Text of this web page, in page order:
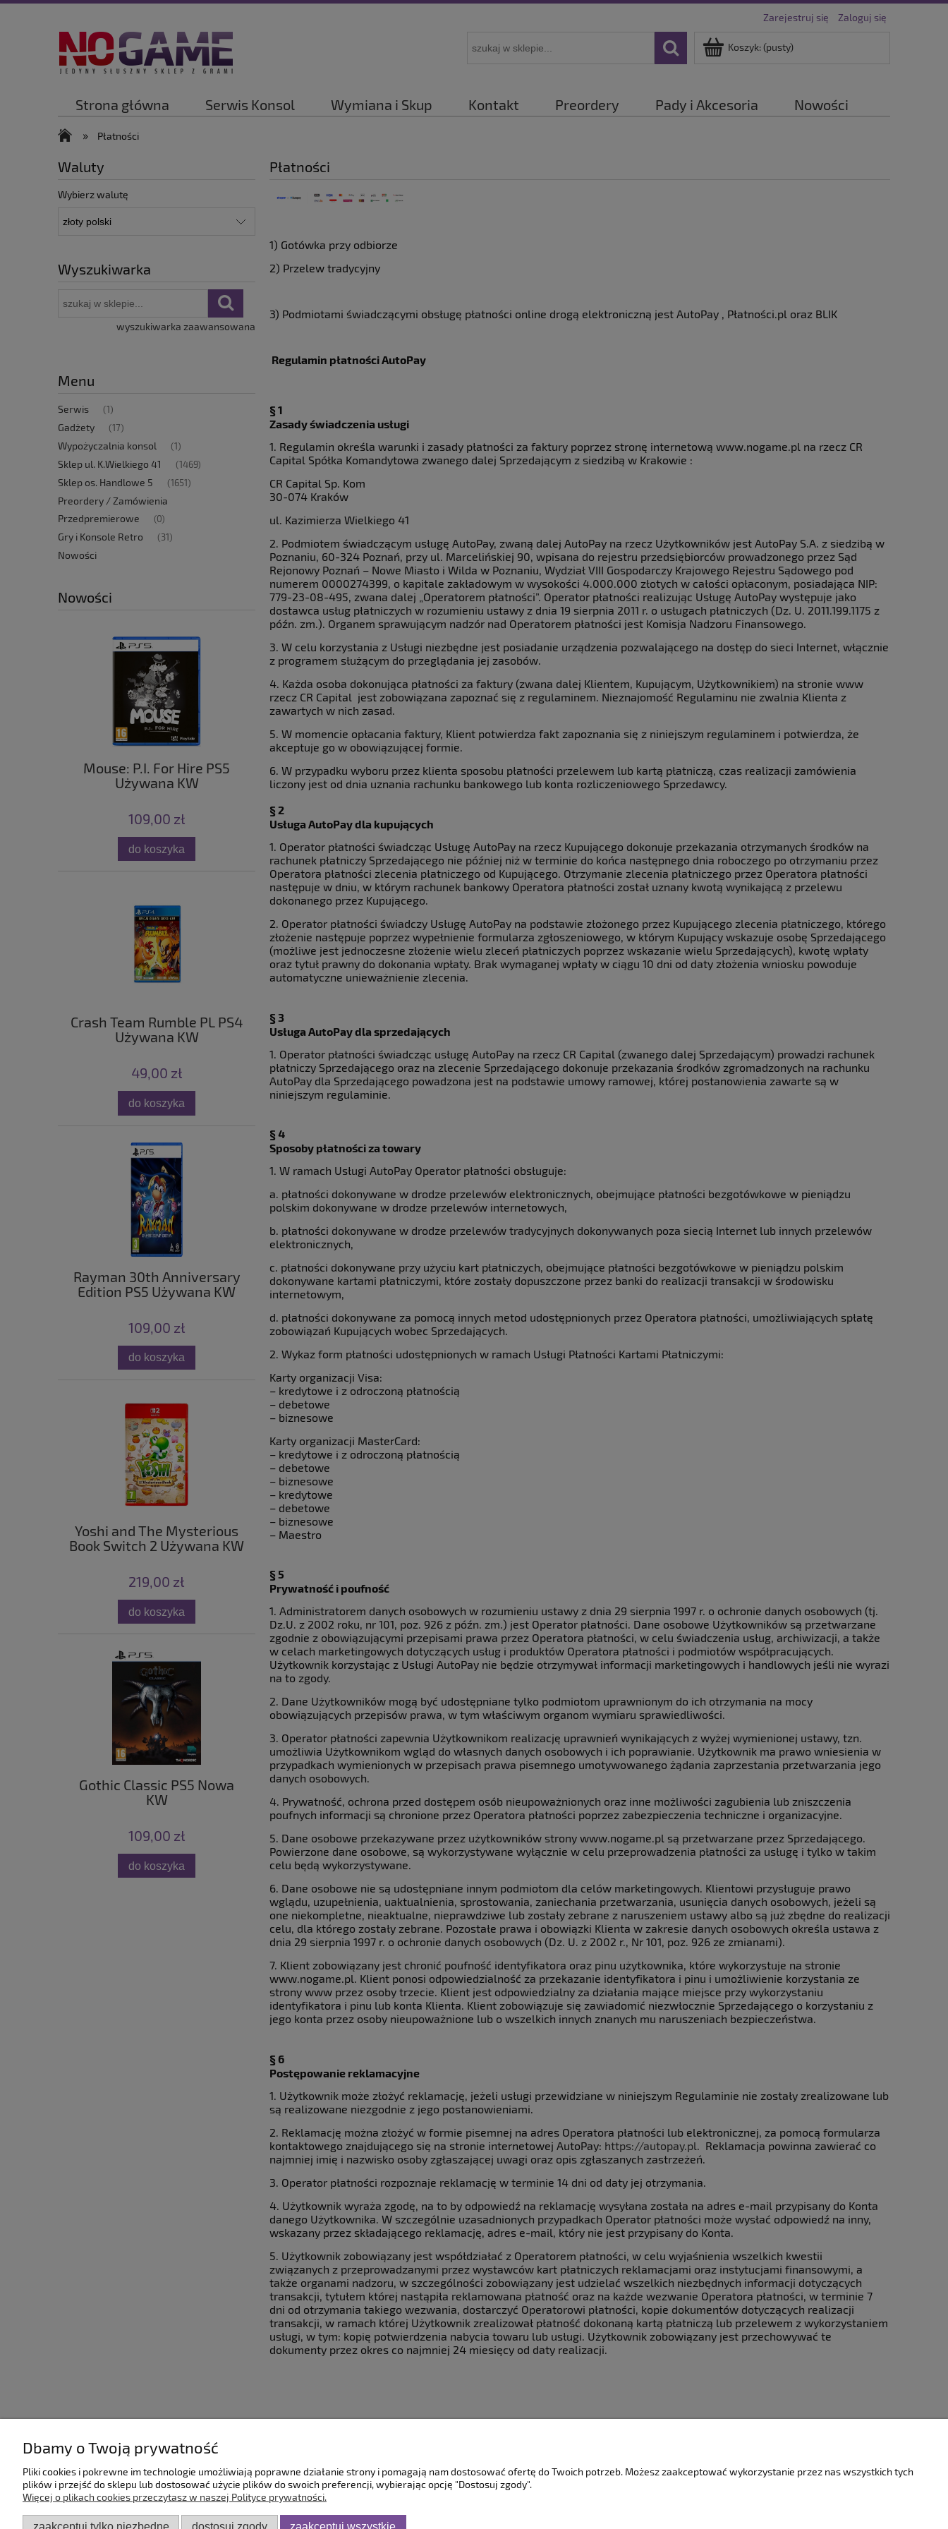
Zarejestruj się Zaloguj się
Koszyk: (pusty)
Strona główna Serwis Konsol Wymiana i Skup Kontakt Preordery Pady i Akcesoria Nowości
» Płatności
Waluty
Wybierz walutę
Wyszukiwarka
wyszukiwarka zaawansowana
Menu
Serwis (1)
Gadżety (17)
Wypożyczalnia konsol (1)
Sklep ul. K.Wielkiego 41 (1469)
Sklep os. Handlowe 5 (1651)
Preordery / Zamówienia
Przedpremierowe
(0)
Gry i Konsole Retro (31)
Nowości
Nowości
Mouse: P.I. For Hire PS5
Używana KW
109,00 zł
do koszyka
Crash Team Rumble PL PS4
Używana KW
49,00 zł
do koszyka
Rayman 30th Anniversary
Edition PS5 Używana KW
109,00 zł
do koszyka
Yoshi and The Mysterious
Book Switch 2 Używana KW
219,00 zł
do koszyka
Gothic Classic PS5 Nowa
KW
109,00 zł
do koszyka
Płatności
1) Gotówka przy odbiorze
2) Przelew tradycyjny
3) Podmiotami świadczącymi obsługę płatności online drogą elektroniczną jest AutoPay , Płatności.pl oraz BLIK
Regulamin płatności AutoPay
§ 1
Zasady świadczenia usługi
1. Regulamin określa warunki i zasady płatności za faktury poprzez stronę internetową www.nogame.pl na rzecz CR
Capital Spółka Komandytowa zwanego dalej Sprzedającym z siedzibą w Krakowie :
CR Capital Sp. Kom
30-074 Kraków
ul. Kazimierza Wielkiego 41
2. Podmiotem świadczącym usługę AutoPay, zwaną dalej AutoPay na rzecz Użytkowników jest AutoPay S.A. z siedzibą w
Poznaniu, 60-324 Poznań, przy ul. Marcelińskiej 90, wpisana do rejestru przedsiębiorców prowadzonego przez Sąd
Rejonowy Poznań – Nowe Miasto i Wilda w Poznaniu, Wydział VIII Gospodarczy Krajowego Rejestru Sądowego pod
numerem 0000274399, o kapitale zakładowym w wysokości 4.000.000 złotych w całości opłaconym, posiadająca NIP:
779-23-08-495, zwana dalej „Operatorem płatności”. Operator płatności realizując Usługę AutoPay występuje jako
dostawca usług płatniczych w rozumieniu ustawy z dnia 19 sierpnia 2011 r. o usługach płatniczych (Dz. U. 2011.199.1175 z
późn. zm.). Organem sprawującym nadzór nad Operatorem płatności jest Komisja Nadzoru Finansowego.
3. W celu korzystania z Usługi niezbędne jest posiadanie urządzenia pozwalającego na dostęp do sieci Internet, włącznie
z programem służącym do przeglądania jej zasobów.
4. Każda osoba dokonująca płatności za faktury (zwana dalej Klientem, Kupującym, Użytkownikiem) na stronie www
rzecz CR Capital jest zobowiązana zapoznać się z regulaminem. Nieznajomość Regulaminu nie zwalnia Klienta z
zawartych w nich zasad.
5. W momencie opłacania faktury, Klient potwierdza fakt zapoznania się z niniejszym regulaminem i potwierdza, że
akceptuje go w obowiązującej formie.
6. W przypadku wyboru przez klienta sposobu płatności przelewem lub kartą płatniczą, czas realizacji zamówienia
liczony jest od dnia uznania rachunku bankowego lub konta rozliczeniowego Sprzedawcy.
§ 2
Usługa AutoPay dla kupujących
1. Operator płatności świadcząc Usługę AutoPay na rzecz Kupującego dokonuje przekazania otrzymanych środków na
rachunek płatniczy Sprzedającego nie później niż w terminie do końca następnego dnia roboczego po otrzymaniu przez
Operatora płatności zlecenia płatniczego od Kupującego. Otrzymanie zlecenia płatniczego przez Operatora płatności
następuje w dniu, w którym rachunek bankowy Operatora płatności został uznany kwotą wynikającą z przelewu
dokonanego przez Kupującego.
2. Operator płatności świadczy Usługę AutoPay na podstawie złożonego przez Kupującego zlecenia płatniczego, którego
złożenie następuje poprzez wypełnienie formularza zgłoszeniowego, w którym Kupujący wskazuje osobę Sprzedającego
(możliwe jest jednoczesne złożenie wielu zleceń płatniczych poprzez wskazanie wielu Sprzedających), kwotę wpłaty
oraz tytuł prawny do dokonania wpłaty. Brak wymaganej wpłaty w ciągu 10 dni od daty złożenia wniosku powoduje
automatyczne unieważnienie zlecenia.
§ 3
Usługa AutoPay dla sprzedających
1. Operator płatności świadcząc usługę AutoPay na rzecz CR Capital (zwanego dalej Sprzedającym) prowadzi rachunek
płatniczy Sprzedającego oraz na zlecenie Sprzedającego dokonuje przekazania środków zgromadzonych na rachunku
AutoPay dla Sprzedającego powadzona jest na podstawie umowy ramowej, której postanowienia zawarte są w
niniejszym regulaminie.
§ 4
Sposoby płatności za towary
1. W ramach Usługi AutoPay Operator płatności obsługuje:
a. płatności dokonywane w drodze przelewów elektronicznych, obejmujące płatności bezgotówkowe w pieniądzu
polskim dokonywane w drodze przelewów internetowych,
b. płatności dokonywane w drodze przelewów tradycyjnych dokonywanych poza siecią Internet lub innych przelewów
elektronicznych,
c. płatności dokonywane przy użyciu kart płatniczych, obejmujące płatności bezgotówkowe w pieniądzu polskim
dokonywane kartami płatniczymi, które zostały dopuszczone przez banki do realizacji transakcji w środowisku
internetowym,
d. płatności dokonywane za pomocą innych metod udostępnionych przez Operatora płatności, umożliwiających spłatę
zobowiązań Kupujących wobec Sprzedających.
2. Wykaz form płatności udostępnionych w ramach Usługi Płatności Kartami Płatniczymi:
Karty organizacji Visa:
– kredytowe i z odroczoną płatnością
– debetowe
– biznesowe
Karty organizacji MasterCard:
– kredytowe i z odroczoną płatnością
– debetowe
– biznesowe
– kredytowe
– debetowe
– biznesowe
– Maestro
§ 5
Prywatność i poufność
1. Administratorem danych osobowych w rozumieniu ustawy z dnia 29 sierpnia 1997 r. o ochronie danych osobowych (tj.
Dz.U. z 2002 roku, nr 101, poz. 926 z późn. zm.) jest Operator płatności. Dane osobowe Użytkowników są przetwarzane
zgodnie z obowiązującymi przepisami prawa przez Operatora płatności, w celu świadczenia usług, archiwizacji, a także
w celach marketingowych dotyczących usług i produktów Operatora płatności i podmiotów współpracujących.
Użytkownik korzystając z Usługi AutoPay nie będzie otrzymywał informacji marketingowych i handlowych jeśli nie wyrazi
na to zgody.
2. Dane Użytkowników mogą być udostępniane tylko podmiotom uprawnionym do ich otrzymania na mocy
obowiązujących przepisów prawa, w tym właściwym organom wymiaru sprawiedliwości.
3. Operator płatności zapewnia Użytkownikom realizację uprawnień wynikających z wyżej wymienionej ustawy, tzn.
umożliwia Użytkownikom wgląd do własnych danych osobowych i ich poprawianie. Użytkownik ma prawo wniesienia w
przypadkach wymienionych w przepisach prawa pisemnego umotywowanego żądania zaprzestania przetwarzania jego
danych osobowych.
4. Prywatność, ochrona przed dostępem osób nieupoważnionych oraz inne możliwości zagubienia lub zniszczenia
poufnych informacji są chronione przez Operatora płatności poprzez zabezpieczenia techniczne i organizacyjne.
5. Dane osobowe przekazywane przez użytkowników strony www.nogame.pl są przetwarzane przez Sprzedającego.
Powierzone dane osobowe, są wykorzystywane wyłącznie w celu przeprowadzenia płatności za usługę i tylko w takim
celu będą wykorzystywane.
6. Dane osobowe nie są udostępniane innym podmiotom dla celów marketingowych. Klientowi przysługuje prawo
wglądu, uzupełnienia, uaktualnienia, sprostowania, zaniechania przetwarzania, usunięcia danych osobowych, jeżeli są
one niekompletne, nieaktualne, nieprawdziwe lub zostały zebrane z naruszeniem ustawy albo są już zbędne do realizacji
celu, dla którego zostały zebrane. Pozostałe prawa i obowiązki Klienta w zakresie danych osobowych określa ustawa z
dnia 29 sierpnia 1997 r. o ochronie danych osobowych (Dz. U. z 2002 r., Nr 101, poz. 926 ze zmianami).
7. Klient zobowiązany jest chronić poufność identyfikatora oraz pinu użytkownika, które wykorzystuje na stronie
www.nogame.pl. Klient ponosi odpowiedzialność za przekazanie identyfikatora i pinu i umożliwienie korzystania ze
strony www przez osoby trzecie. Klient jest odpowiedzialny za działania mające miejsce przy wykorzystaniu
identyfikatora i pinu lub konta Klienta. Klient zobowiązuje się zawiadomić niezwłocznie Sprzedającego o korzystaniu z
jego konta przez osoby nieupoważnione lub o wszelkich innych znanych mu naruszeniach bezpieczeństwa.
§ 6
Postępowanie reklamacyjne
1. Użytkownik może złożyć reklamację, jeżeli usługi przewidziane w niniejszym Regulaminie nie zostały zrealizowane lub
są realizowane niezgodnie z jego postanowieniami.
2. Reklamację można złożyć w formie pisemnej na adres Operatora płatności lub elektronicznej, za pomocą formularza
kontaktowego znajdującego się na stronie internetowej AutoPay: https://autopay.pl
. Reklamacja powinna zawierać co
najmniej imię i nazwisko osoby zgłaszającej uwagi oraz opis zgłaszanych zastrzeżeń.
3. Operator płatności rozpoznaje reklamację w terminie 14 dni od daty jej otrzymania.
4. Użytkownik wyraża zgodę, na to by odpowiedź na reklamację wysyłana została na adres e-mail przypisany do Konta
danego Użytkownika. W szczególnie uzasadnionych przypadkach Operator płatności może wysłać odpowiedź na inny,
wskazany przez składającego reklamację, adres e-mail, który nie jest przypisany do Konta.
5. Użytkownik zobowiązany jest współdziałać z Operatorem płatności, w celu wyjaśnienia wszelkich kwestii
związanych z przeprowadzanymi przez wystawców kart płatniczych reklamacjami oraz instytucjami finansowymi, a
także organami nadzoru, w szczególności zobowiązany jest udzielać wszelkich niezbędnych informacji dotyczących
transakcji, tytułem której nastąpiła reklamowana płatność oraz na każde wezwanie Operatora płatności, w terminie 7
dni od otrzymania takiego wezwania, dostarczyć Operatorowi płatności, kopie dokumentów dotyczących realizacji
transakcji, w ramach której Użytkownik zrealizował płatność dokonaną kartą płatniczą lub przelewem z wykorzystaniem
usługi, w tym: kopię potwierdzenia nabycia towaru lub usługi. Użytkownik zobowiązany jest przechowywać te
dokumenty przez okres co najmniej 24 miesięcy od daty realizacji.
Regulamin
Dostawa
Twoje zamówienia
Dbamy o Twoją prywatność
Pliki cookies i pokrewne im technologie umożliwiają poprawne działanie strony i pomagają nam dostosować ofertę do Twoich potrzeb. Możesz zaakceptować wykorzystanie przez nas wszystkich tych
plików i przejść do sklepu lub dostosować użycie plików do swoich preferencji, wybierając opcję "Dostosuj zgody".
Więcej o plikach cookies przeczytasz w naszej Polityce prywatności.
zaakceptuj tylko niezbędne dostosuj zgody zaakceptuj wszystkie